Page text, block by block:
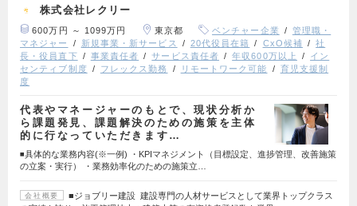
株式会社レクリー
600万円 ～ 1099万円 東京都 ベンチャー企業
管理職・
マネジャー
新規事業・新サービス 20代役員在籍 CxO候補
社
長・役員直下
事業責任者 サービス責任者 年収600万以上
イン
センティブ制度
フレックス勤務 リモートワーク可能
育児支援制
度
代表やマネージャーのもとで、現状分析か
ら課題発見、課題解決のための施策を主体
的に行なっていただきます…
◾️具体的な業務内容(※一例) ・KPIマネジメント（目標設定、進捗管理、改善施策
の立案・実行） ・業務効率化のための施策立…
会社概要
■ジョブリー建設 建設専門の人材サービスとして業界トップクラス